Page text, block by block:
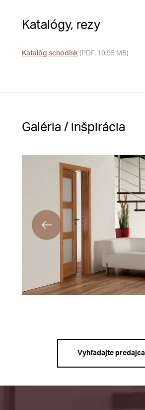
Katalógy, rezy
Katalóg schodísk (PDF, 19,95 MB)
Galéria / inšpirácia
Vyhľadajte predajca